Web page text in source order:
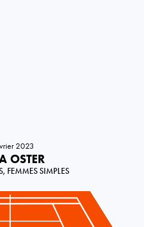
2023
OSTER
FEMMES SIMPLES